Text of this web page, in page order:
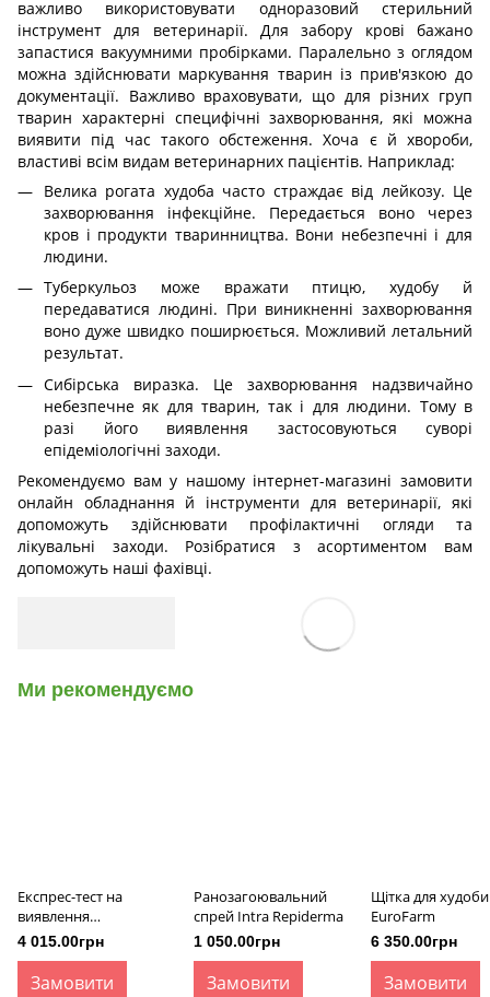
важливо використовувати одноразовий стерильний
інструмент для ветеринарії. Для забору крові бажано
запастися вакуумними пробірками. Паралельно з оглядом
можна здійснювати маркування тварин із прив'язкою до
документації. Важливо враховувати, що для різних груп
тварин характерні специфічні захворювання, які можна
виявити під час такого обстеження. Хоча є й хвороби,
властиві всім видам ветеринарних пацієнтів. Наприклад:
Велика рогата худоба часто страждає від лейкозу. Це
захворювання інфекційне. Передається воно через
кров і продукти тваринництва. Вони небезпечні і для
людини.
Туберкульоз може вражати птицю, худобу й
передаватися людині. При виникненні захворювання
воно дуже швидко поширюється. Можливий летальний
результат.
Сибірська виразка. Це захворювання надзвичайно
небезпечне як для тварин, так і для людини. Тому в
разі його виявлення застосовуються суворі
епідеміологічні заходи.
Рекомендуємо вам у нашому інтернет-магазині замовити
онлайн обладнання й інструменти для ветеринарії, які
допоможуть здійснювати профілактичні огляди та
лікувальні заходи. Розібратися з асортиментом вам
допоможуть наші фахівці.
Ми рекомендуємо
Експрес-тест на
виявлення
туберкульозу ВРХ
Rapid Bovine TB Ab
4 015.00грн
Замовити
Ранозагоювальний
спрей Intra Repiderma
1 050.00грн
Замовити
Щітка для худоби
EuroFarm
6 350.00грн
Замовити